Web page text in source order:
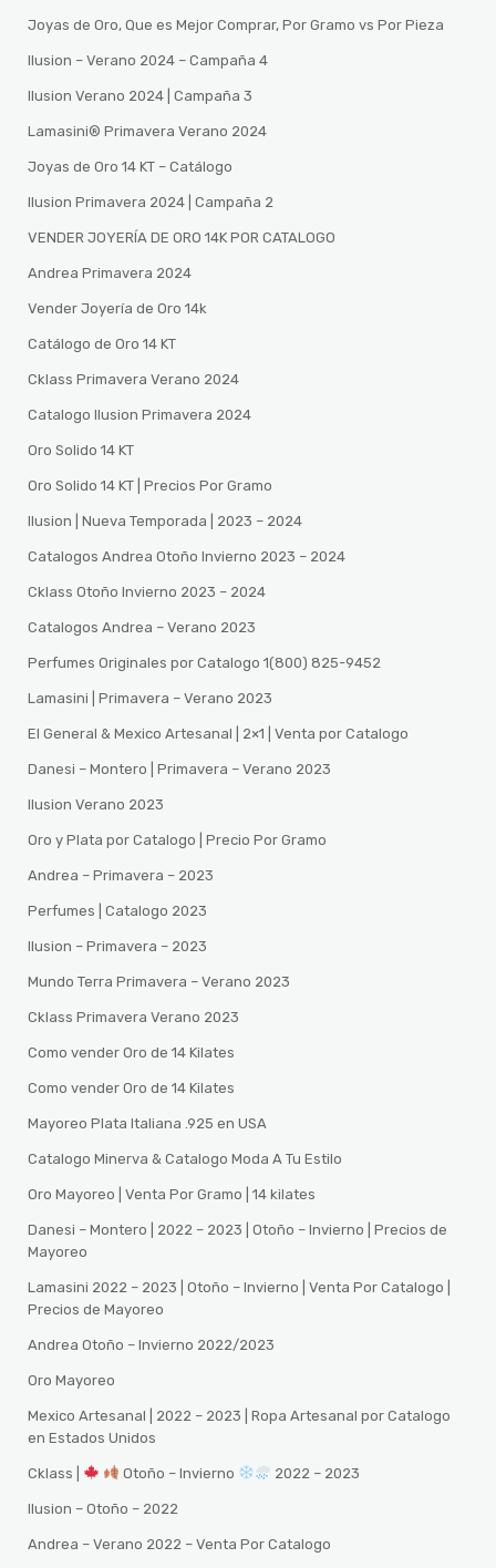
Joyas de Oro, Que es Mejor Comprar, Por Gramo vs Por Pieza
Ilusion – Verano 2024 – Campaña 4
Ilusion Verano 2024 | Campaña 3
Lamasini®️ Primavera Verano 2024
Joyas de Oro 14 KT – Catálogo
Ilusion Primavera 2024 | Campaña 2
VENDER JOYERÍA DE ORO 14K POR CATALOGO
Andrea Primavera 2024
Vender Joyería de Oro 14k
Catálogo de Oro 14 KT
Cklass Primavera Verano 2024
Catalogo Ilusion Primavera 2024
Oro Solido 14 KT
Oro Solido 14 KT | Precios Por Gramo
Ilusion | Nueva Temporada | 2023 – 2024
Catalogos Andrea Otoño Invierno 2023 – 2024
Cklass Otoño Invierno 2023 – 2024
Catalogos Andrea – Verano 2023
Perfumes Originales por Catalogo 1(800) 825-9452
Lamasini | Primavera – Verano 2023
El General & Mexico Artesanal | 2×1 | Venta por Catalogo
Danesi – Montero | Primavera – Verano 2023
Ilusion Verano 2023
Oro y Plata por Catalogo | Precio Por Gramo
Andrea – Primavera – 2023
Perfumes | Catalogo 2023
Ilusion – Primavera – 2023
Mundo Terra Primavera – Verano 2023
Cklass Primavera Verano 2023
Como vender Oro de 14 Kilates
Como vender Oro de 14 Kilates
Mayoreo Plata Italiana .925 en USA
Catalogo Minerva & Catalogo Moda A Tu Estilo
Oro Mayoreo | Venta Por Gramo | 14 kilates
Danesi – Montero | 2022 – 2023 | Otoño – Invierno | Precios de
Mayoreo
Lamasini 2022 – 2023 | Otoño – Invierno | Venta Por Catalogo |
Precios de Mayoreo
Andrea Otoño – Invierno 2022/2023
Oro Mayoreo
Mexico Artesanal | 2022 – 2023 | Ropa Artesanal por Catalogo
en Estados Unidos
Cklass | Otoño – Invierno 2022 – 2023
Ilusion – Otoño – 2022
Andrea – Verano 2022 – Venta Por Catalogo